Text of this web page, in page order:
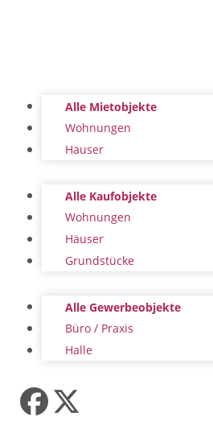
Alle Mietobjekte
Wohnungen
Häuser
Alle Kaufobjekte
Wohnungen
Häuser
Grundstücke
Alle Gewerbeobjekte
Büro / Praxis
Halle
Facebook
Twitter